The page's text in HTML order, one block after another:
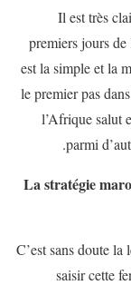
Il est très
premiers jours
est la simple et la
le premier pas
l’Afrique salut
parmi
2.1. La stratégie
C’est sans doute
saisir cette